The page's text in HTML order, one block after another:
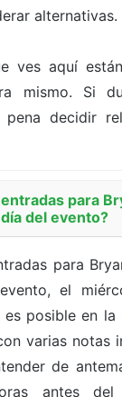
alternativas.
ves aquí
mismo. Si
decidir
para
del evento?
para
el
posible en la
varias notas
de
antes